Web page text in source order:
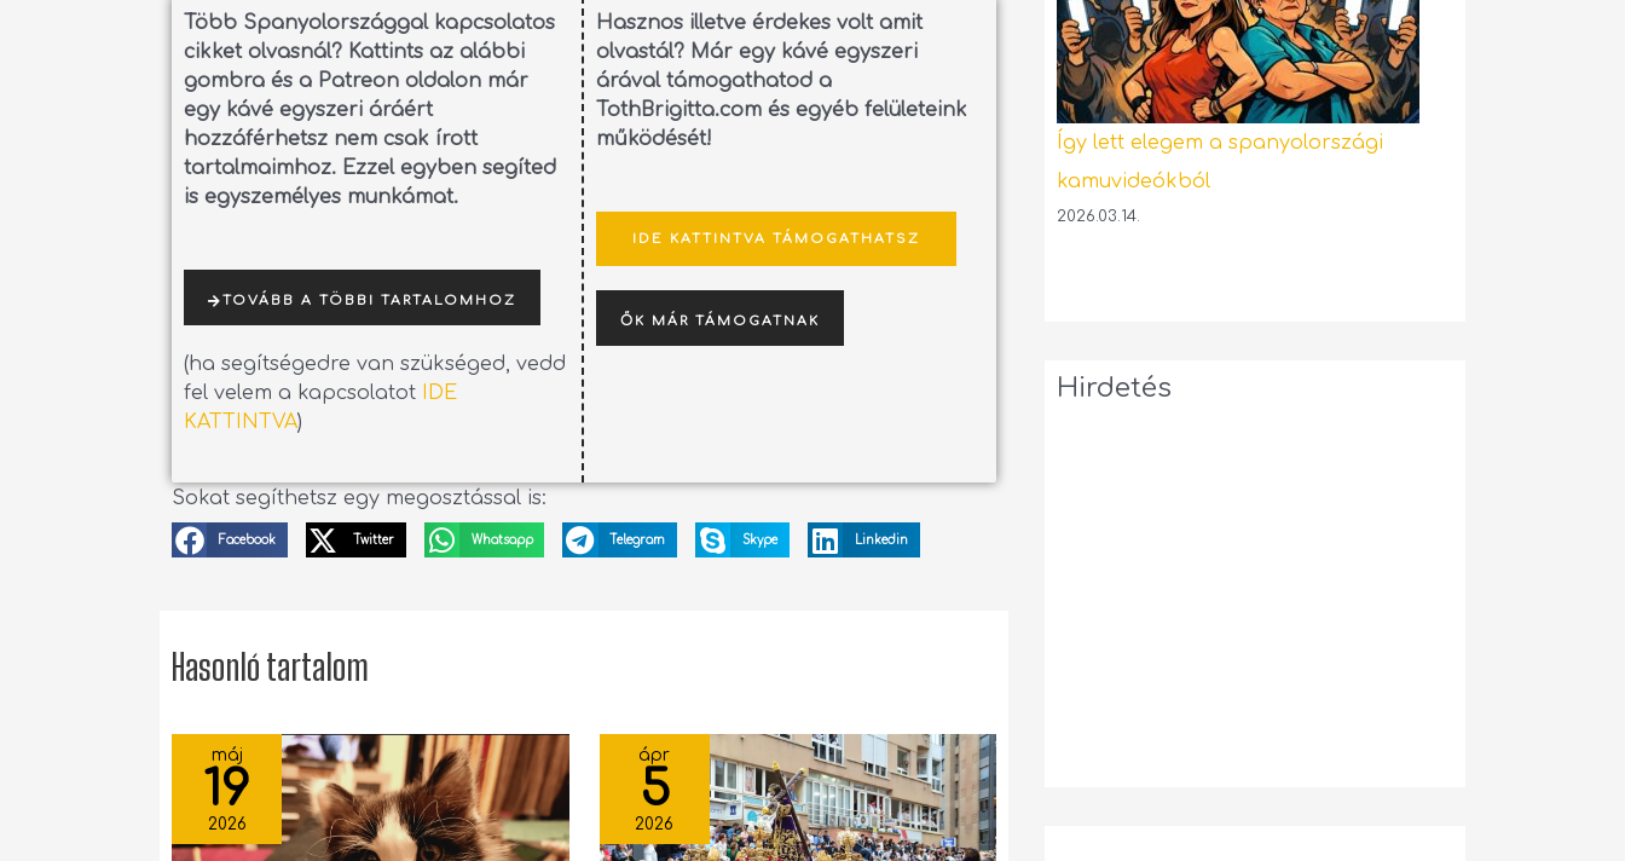
Több Spanyolországgal kapcsolatos
cikket olvasnál? Kattints az alábbi
gombra és a Patreon oldalon már
egy kávé egyszeri áráért
hozzáférhetsz nem csak írott
tartalmaimhoz. Ezzel egyben segíted
is egyszemélyes munkámat.
TOVÁBB A TÖBBI TARTALOMHOZ
(ha segítségedre van szükséged, vedd
fel velem a kapcsolatot IDE
KATTINTVA)
Hasznos illetve érdekes volt amit
olvastál? Már egy kávé egyszeri
árával támogathatod a
TothBrigitta.com és egyéb felületeink
működését!
IDE KATTINTVA TÁMOGATHATSZ
ŐK MÁR TÁMOGATNAK
Sokat segíthetsz egy megosztással is:
Facebook Twitter Whatsapp Telegram Skype Linkedin
Hasonló tartalom
máj
19
2026
ápr
5
2026
Így lett elegem a spanyolországi
kamuvideókból
2026.03.14.
Hirdetés